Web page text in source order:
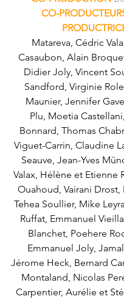
CO-
Matareva, Cédric
Casaubon, Alain
Didier Joly, Vincent
Sandford, Virginie
Maunier, Jennifer
Plu, Moetia
Bonnard, Thomas
Viguet-Carrin, Claudine
Seauve, Jean-Yves
Valax, Hélène et Etienne
Ouahoud, Vairani Drost,
Tehea Soullier, Mike
Ruffat, Emmanuel
Blanchet, Poehere
Emmanuel Joly,
Jérome Heck, Bernard
Montaland, Nicolas
Carpentier, Aurélie et